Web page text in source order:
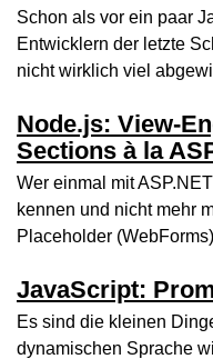
Schon als vor ein paar
Entwicklern der letzte
nicht wirklich viel
Node.js: View-
Sections à la
Wer einmal mit
kennen und nicht mehr
Placeholder
JavaScript:
Es sind die kleinen
dynamischen Sprache